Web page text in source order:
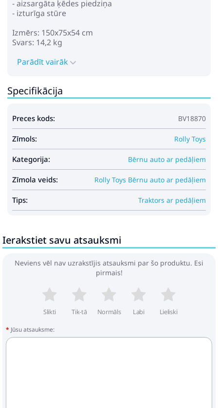
- aizsargāta ķēdes piedziņa
- izturīga stūre
Izmērs: 150x75x54 cm
Svars: 14,2 kg
Parādīt vairāk
Specifikācija
Preces kods: BV18870
Zīmols: Rolly Toys
Kategorija: Bērnu auto ar pedāļiem
Zīmola veids: Rolly Toys Bērnu auto ar pedāļiem
Tips: Traktors ar pedāļiem
Ierakstiet savu atsauksmi
Neviens vēl nav uzrakstījis atsauksmi par šo produktu. Esi
pirmais!
Slikti Tik-tā Normāls Labi Lieliski
Jūsu atsauksme: